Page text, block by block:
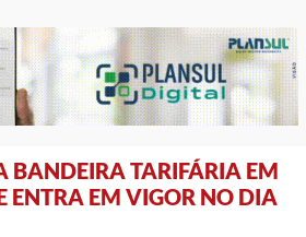
BANDEIRA TARIFÁRIA EM
ENTRA EM VIGOR NO DIA